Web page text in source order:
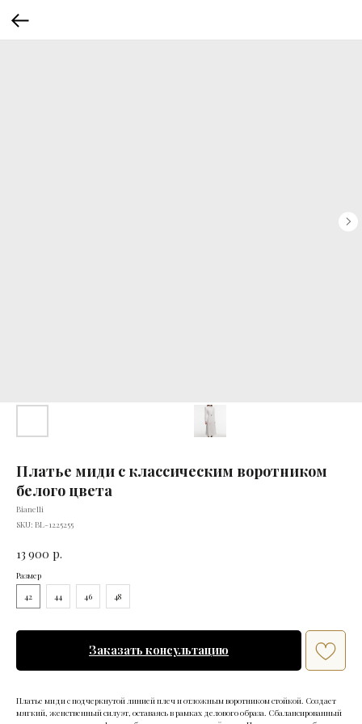
Платье миди с классическим воротником
белого цвета
Bianelli
SKU: BL-1225255
13 900 р.
Размер
42
44 46 48
Заказать консультацию
Платье миди с подчеркнутой линией плеч и отложным воротником стойкой. Создает
мягкий, женственный силуэт, оставаясь в рамках делового образа. Сбалансированный